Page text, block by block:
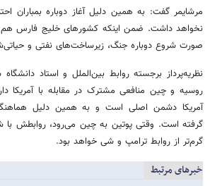
مرشایمر گفت: به همین دلیل آغاز دوباره بمباران
نخواهد داشت. ضمن اینکه کشورهای خلیج فارس هم
صورت شروع دوباره جنگ، زیرساخت‌های نفتی و
نظریه‌پرداز برجسته روابط بین‌الملل و استاد دانشگاه
روسیه و چین منافعی مشترک در مقابله با آمریکا
آمریکا دشمن اصلی است و به همین دلیل
گرفته است. وقتی پوتین به چین می‌رود، روابطش با
گرم‌تر از روابط ترامپ و شی خواهد بود.
خبرهای مرتبط